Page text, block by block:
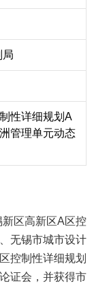
局
性详细规划A
管理单元动态
区高新区A区控
无锡市城市设计
控制性详细规划
证会，并获得市